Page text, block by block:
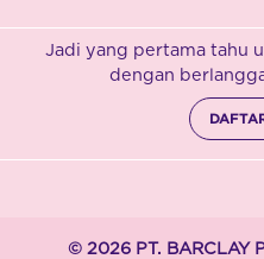
Jadi yang pertama tahu
dengan
© 2026 PT. BARCLAY